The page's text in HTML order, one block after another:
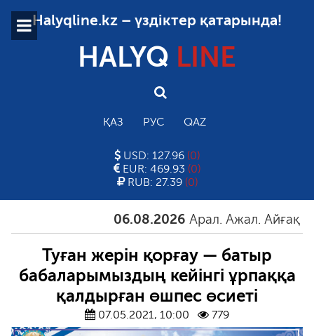
Halyqline.kz – үздіктер қатарында!
HALYQ LINE
ҚАЗ РУС QAZ
USD: 127.96 (0)
EUR: 469.93 (0)
RUB: 27.39 (0)
06.08.2026 Арал. Ажал. Айғақ
Туған жерін қорғау — батыр
бабаларымыздың кейінгі ұрпаққа
қалдырған өшпес өсиеті
07.05.2021, 10:00 779